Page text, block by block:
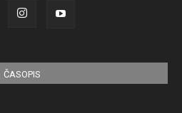
ČASOPIS